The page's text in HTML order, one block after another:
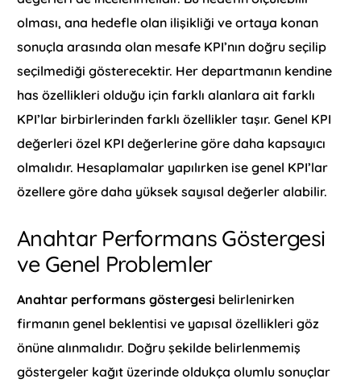
olması, ana hedefle olan ilişikliği ve ortaya konan
sonuçla arasında olan mesafe KPI’nın doğru seçilip
seçilmediği gösterecektir. Her departmanın kendine
has özellikleri olduğu için farklı alanlara ait farklı
KPI’lar birbirlerinden farklı özellikler taşır. Genel KPI
değerleri özel KPI değerlerine göre daha kapsayıcı
olmalıdır. Hesaplamalar yapılırken ise genel KPI’lar
özellere göre daha yüksek sayısal değerler alabilir.
Anahtar Performans Göstergesi
ve Genel Problemler
Anahtar performans göstergesi belirlenirken
firmanın genel beklentisi ve yapısal özellikleri göz
önüne alınmalıdır. Doğru şekilde belirlenmemiş
göstergeler kağıt üzerinde oldukça olumlu sonuçlar